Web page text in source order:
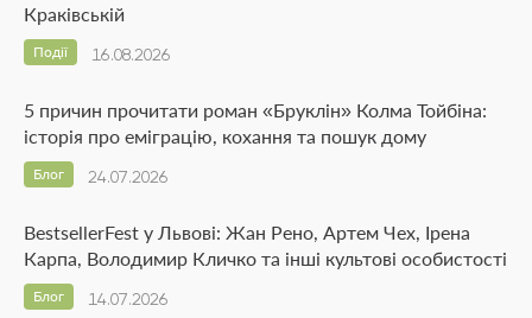
Краківській
16.08.2026
Події
5 причин прочитати роман «Бруклін» Колма Тойбіна:
історія про еміграцію, кохання та пошук дому
24.07.2026
Блог
BestsellerFest у Львові: Жан Рено, Артем Чех, Ірена
Карпа, Володимир Кличко та інші культові особистості
14.07.2026
Блог